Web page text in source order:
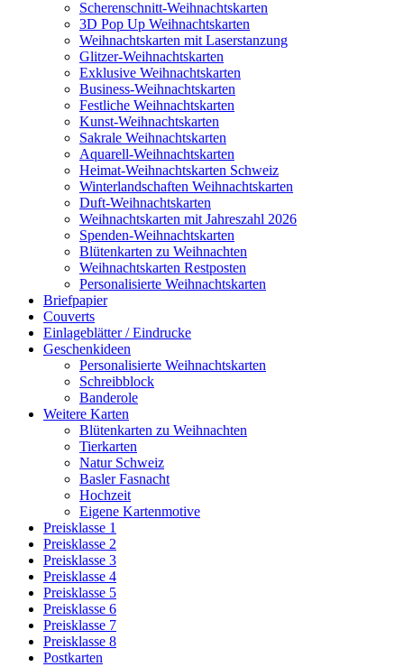
Scherenschnitt-Weihnachtskarten
3D Pop Up Weihnachtskarten
Weihnachtskarten mit Laserstanzung
Glitzer-Weihnachtskarten
Exklusive Weihnachtskarten
Business-Weihnachtskarten
Festliche Weihnachtskarten
Kunst-Weihnachtskarten
Sakrale Weihnachtskarten
Aquarell-Weihnachtskarten
Heimat-Weihnachtskarten Schweiz
Winterlandschaften Weihnachtskarten
Duft-Weihnachtskarten
Weihnachtskarten mit Jahreszahl 2026
Spenden-Weihnachtskarten
Blütenkarten zu Weihnachten
Weihnachtskarten Restposten
Personalisierte Weihnachtskarten
Briefpapier
Couverts
Einlageblätter / Eindrucke
Geschenkideen
Personalisierte Weihnachtskarten
Schreibblock
Banderole
Weitere Karten
Blütenkarten zu Weihnachten
Tierkarten
Natur Schweiz
Basler Fasnacht
Hochzeit
Eigene Kartenmotive
Preisklasse 1
Preisklasse 2
Preisklasse 3
Preisklasse 4
Preisklasse 5
Preisklasse 6
Preisklasse 7
Preisklasse 8
Postkarten